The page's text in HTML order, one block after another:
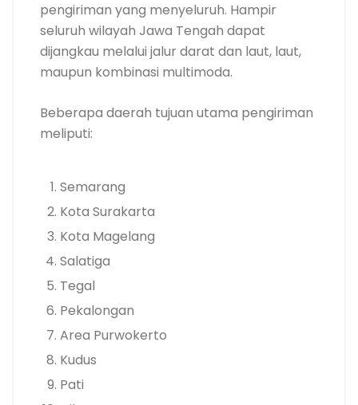
pengiriman yang menyeluruh. Hampir
seluruh wilayah Jawa Tengah dapat
dijangkau melalui jalur darat dan laut, laut,
maupun kombinasi multimoda.
Beberapa daerah tujuan utama pengiriman
meliputi:
Semarang
Kota Surakarta
Kota Magelang
Salatiga
Tegal
Pekalongan
Area Purwokerto
Kudus
Pati